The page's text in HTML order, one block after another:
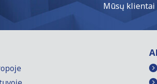
Mūsų klientai